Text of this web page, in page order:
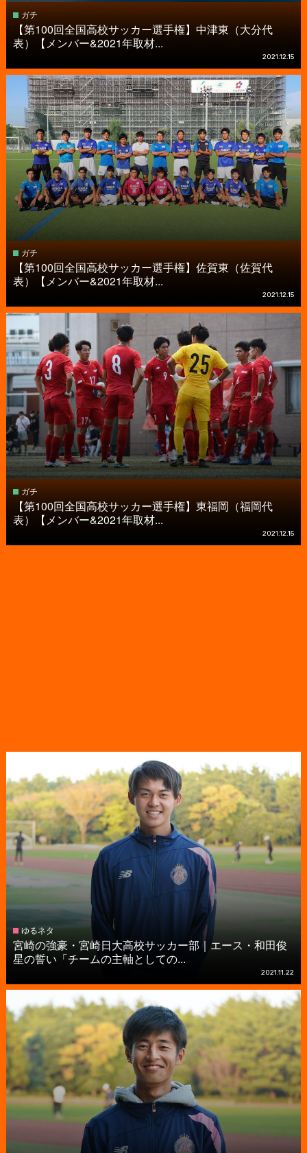
ガチ
【第100回全国高校サッカー選手権】中津東（大分代
表）【メンバー&2021年取材...
2021.12.15
ガチ
【第100回全国高校サッカー選手権】佐賀東（佐賀代
表）【メンバー&2021年取材...
2021.12.15
ガチ
【第100回全国高校サッカー選手権】東福岡（福岡代
表）【メンバー&2021年取材...
2021.12.15
ゆるネタ
宮崎の強豪・宮崎日大高校サッカー部｜エース・和田俊
星の誓い「チームの主軸としての...
2021.11.22